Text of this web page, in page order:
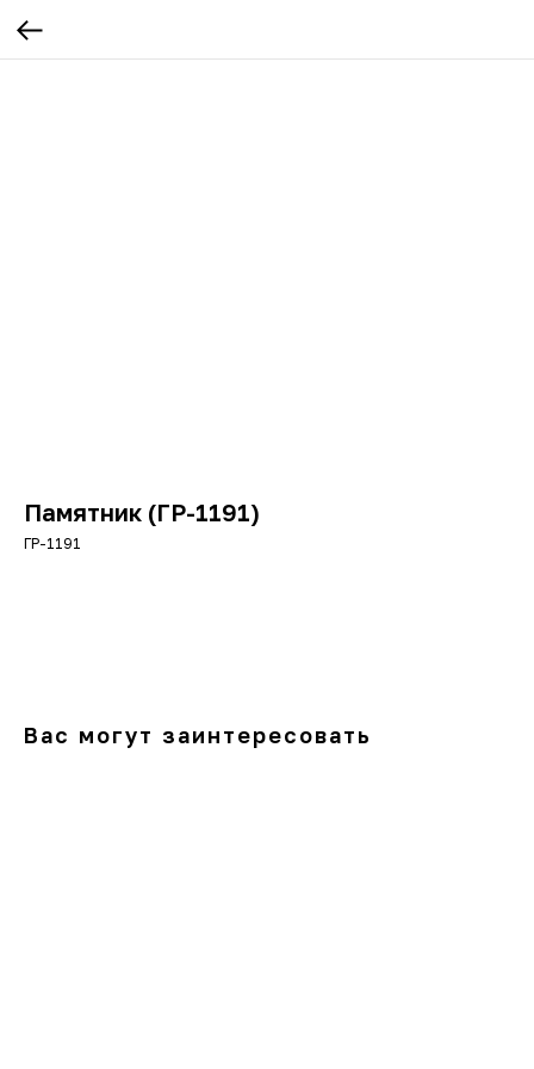
Памятник (ГР-1191)
ГР-1191
Вас могут заинтересовать